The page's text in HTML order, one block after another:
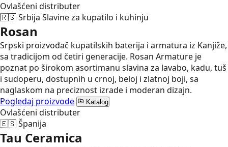
Ovlašćeni distributer
🇷🇸Srbija Slavine za kupatilo i kuhinju
Rosan
Srpski proizvođač kupatilskih baterija i armatura iz Kanjiže,
sa tradicijom od četiri generacije. Rosan Armature je
poznat po širokom asortimanu slavina za lavabo, kadu, tuš
i sudoperu, dostupnih u crnoj, beloj i zlatnoj boji, sa
naglaskom na preciznost izrade i moderan dizajn.
Pogledaj proizvode
Katalog
Ovlašćeni distributer
🇪🇸Španija
Tau Ceramica